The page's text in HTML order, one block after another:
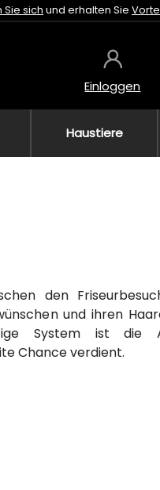
Sie sich und erhalten Sie
Einloggen
Haustiere
den
und ihren
System ist
Chance verdient.